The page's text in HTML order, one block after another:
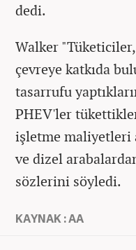
dedi.
Walker
çevreye katkıda
tasarrufu
PHEV'ler
işletme maliyetleri
ve dizel
sözlerini söyledi.
KAYNAK : AA